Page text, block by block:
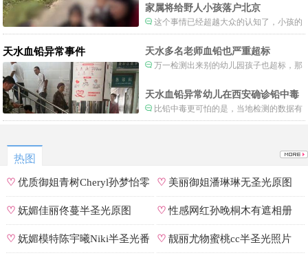
家属将给野人小孩落户北京
这个事情已经超越大众的认知了，小孩的
形体和状态已经畸形了，得尽快送医。
天水血铅异常事件 天水多名老师血铅也严重超标
万一检测出来别的幼儿园孩子也超标，那
天水血铅异常幼儿在西安确诊铅中毒
比铅中毒更可怕的是，当地检测的数据有
可能被造假。
热图
♡优质御姐青树Cheryl孙梦怡零
遮罩私拍
♡ 美丽御姐潘琳琳无圣光原图
♡妩媚佳丽佟蔓半圣光原图 ♡性感网红孙晚桐木有遮相册
♡妩媚模特陈宇曦Niki半圣光番 ♡ 靓丽尤物蜜桃cc半圣光照片